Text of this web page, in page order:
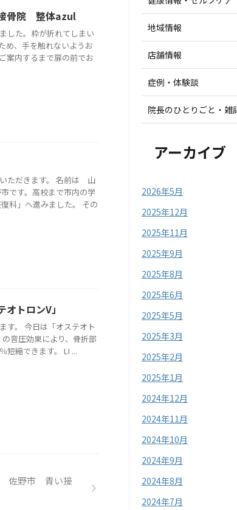
骨院 整体azul
した。枠が折れてしまい
め、手を触れないようお
案内するまで扉の前でお
ただきます。 名前は 山
です。高校まで市内の学
科」へ進みました。 その
トロンV」
す。 今日は「オステオト
音圧効果により、骨折部
短縮できます。 LI ...
佐野市 青い接
地域情報
店舗情報
症例・体験談
院長のひとりごと・雑
アーカイブ
2026年5月
2025年12月
2025年11月
2025年9月
2025年8月
2025年6月
2025年5月
2025年3月
2025年2月
2025年1月
2024年12月
2024年11月
2024年10月
2024年9月
2024年8月
2024年7月